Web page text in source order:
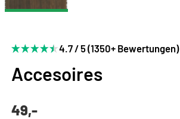
4.7 / 5 (1350+ Bewertungen)
Accesoires
49,-